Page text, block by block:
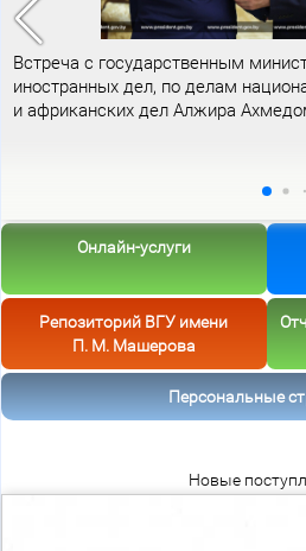
Встреча с государственным
иностранных дел, по делам
и африканских дел Алжира
Онлайн-услуги
Репозиторий ВГУ имени
П. М. Машерова
Персональные
Новые